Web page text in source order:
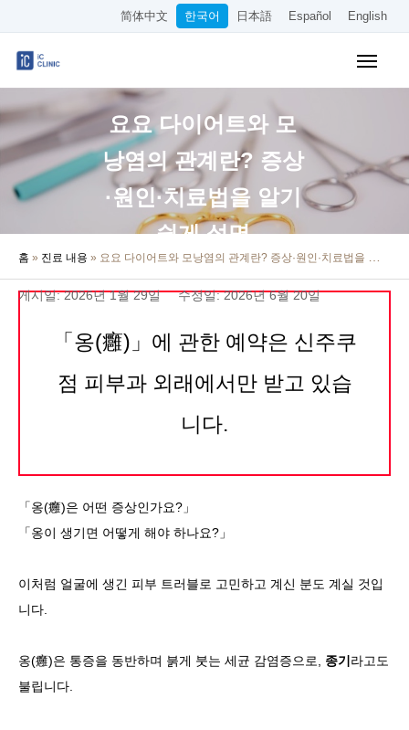
简体中文 한국어 日本語 Español English
요요 다이어트와 모
낭염의 관계란? 증상
·원인·치료법을 알기
쉽게 설명
홈 » 진료 내용 » 요요 다이어트와 모낭염의 관계란? 증상·원인·치료법을 알기 쉽게 설명
게시일: 2026년 1월 29일 수정일: 2026년 6월 20일
「옹(癰)」에 관한 예약은 신주쿠
점 피부과 외래에서만 받고 있습
니다.
「옹(癰)은 어떤 증상인가요?」
「옹이 생기면 어떻게 해야 하나요?」
이처럼 얼굴에 생긴 피부 트러블로 고민하고 계신 분도 계실 것입
니다.
옹(癰)은 통증을 동반하며 붉게 붓는 세균 감염증으로, 종기 라고도
불립니다.
미용 시술
요금 안내
오시는 길
온라인 예약
简体中文 한국어 日本語 Español English